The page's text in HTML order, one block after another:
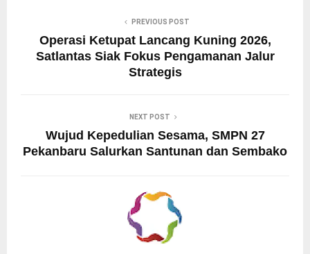
PREVIOUS POST
Operasi Ketupat Lancang Kuning 2026,
Satlantas Siak Fokus Pengamanan Jalur
Strategis
NEXT POST
Wujud Kepedulian Sesama, SMPN 27
Pekanbaru Salurkan Santunan dan Sembako